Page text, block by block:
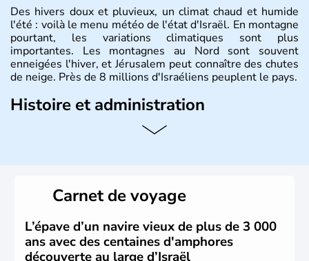
Des hivers doux et pluvieux, un climat chaud et humide
l'été : voilà le menu météo de l'état d'Israël. En montagne
pourtant, les variations climatiques sont plus
importantes. Les montagnes au Nord sont souvent
enneigées l'hiver, et Jérusalem peut connaître des chutes
de neige. Près de 8 millions d'Israéliens peuplent le pays.
Histoire et administration
L'Israël est un état de la partie est de la Méditerranée,
vrai essor économique dans le domaine des nouvelles
Carnet de voyage
L’épave d’un navire vieux de plus de 3 000
ans avec des centaines d'amphores
découverte au large d’Israël